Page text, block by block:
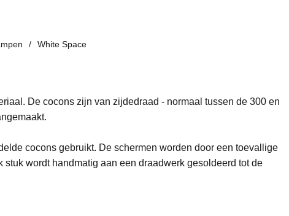
White Space
De cocons zijn van zijdedraad - normaal tussen de 300 en
cocons gebruikt. De schermen worden door een toevallige
wordt handmatig aan een draadwerk gesoldeerd tot de